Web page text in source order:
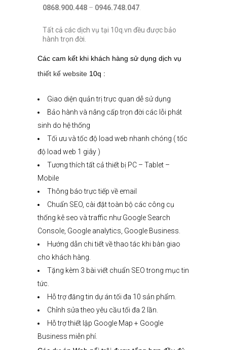
0868.900.448 – 0946.748.047
Tất cả các dịch vụ tại 10q.vn đều được bảo
hành trọn đời.
Các cam kết khi khách hàng sử dụng dịch vụ
thiết kế website 10q :
Giao diện quản trị trực quan dễ sử dụng
Bảo hành và nâng cấp trọn đời các lỗi phát
sinh do hệ thống
Tối ưu và tốc độ load web nhanh chóng ( tốc
độ load web 1 giây )
Tương thích tất cả thiết bị PC – Tablet –
Mobile
Thông báo trực tiếp về email
Chuẩn SEO, cài đặt toàn bộ các công cụ
thống kê seo và traffic như Google Search
Console, Google analytics, Google Business.
Hướng dẫn chi tiết về thao tác khi bàn giao
cho khách hàng.
Tặng kèm 3 bài viết chuẩn SEO trong mục tin
tức.
Hỗ trợ đăng tin dự án tối đa 10 sản phẩm.
Chỉnh sửa theo yêu cầu tối đa 2 lần.
Hỗ trợ thiết lập Google Map + Google
Business miễn phí.